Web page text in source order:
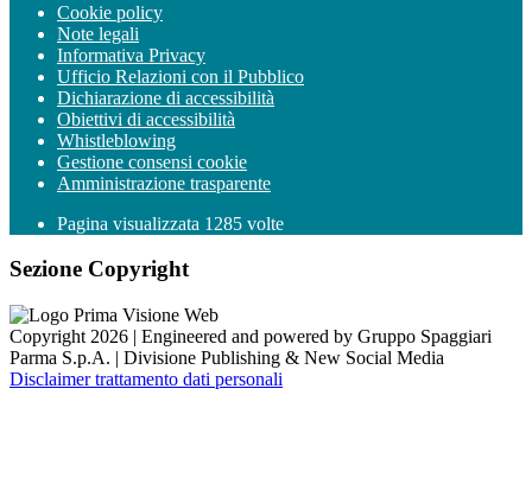
Cookie policy
Note legali
Informativa Privacy
Ufficio Relazioni con il Pubblico
Dichiarazione di accessibilità
Obiettivi di accessibilità
Whistleblowing
Gestione consensi cookie
Amministrazione trasparente
Pagina visualizzata 1285 volte
Sezione Copyright
Copyright 2026 | Engineered and powered by Gruppo Spaggiari
Parma S.p.A. | Divisione Publishing & New Social Media
Disclaimer trattamento dati personali